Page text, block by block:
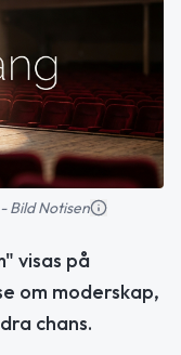
Bild Notisen
visas på
om moderskap,
chans.